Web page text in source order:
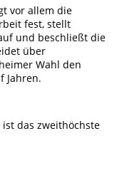
vor allem die
fest, stellt
und beschließt die
über
Wahl den
Jahren.
das zweithöchste